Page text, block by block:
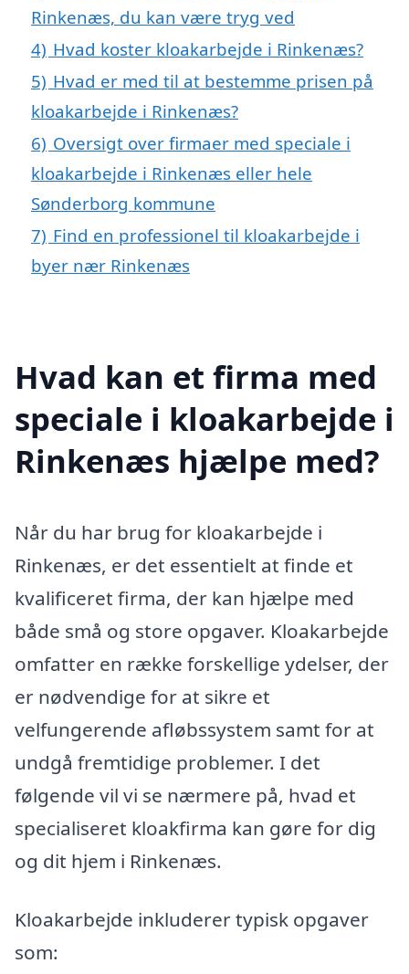
Rinkenæs, du kan være tryg ved
4) Hvad koster kloakarbejde i Rinkenæs?
5) Hvad er med til at bestemme prisen på
kloakarbejde i Rinkenæs?
6) Oversigt over firmaer med speciale i
kloakarbejde i Rinkenæs eller hele
Sønderborg kommune
7) Find en professionel til kloakarbejde i
byer nær Rinkenæs
Hvad kan et firma med
speciale i kloakarbejde i
Rinkenæs hjælpe med?
Når du har brug for kloakarbejde i
Rinkenæs, er det essentielt at finde et
kvalificeret firma, der kan hjælpe med
både små og store opgaver. Kloakarbejde
omfatter en række forskellige ydelser, der
er nødvendige for at sikre et
velfungerende afløbssystem samt for at
undgå fremtidige problemer. I det
følgende vil vi se nærmere på, hvad et
specialiseret kloakfirma kan gøre for dig
og dit hjem i Rinkenæs.
Kloakarbejde inkluderer typisk opgaver
som: